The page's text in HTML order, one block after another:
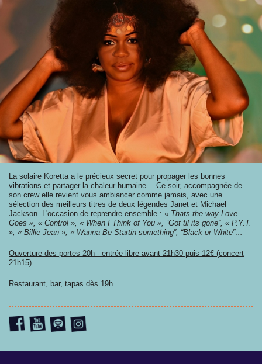
La solaire Koretta a le précieux secret pour propager les bonnes
vibrations et partager la chaleur humaine… Ce soir, accompagnée de
son crew elle revient vous ambiancer comme jamais, avec une
sélection des meilleurs titres de deux légendes Janet et Michael
Jackson. L'occasion de reprendre ensemble : « Thats the way Love
Goes », « Control », « When I Think of You », “Got til its gone”, « P.Y.T.
», « Billie Jean », « Wanna Be Startin something”, “Black or White”…
Ouverture des portes 20h - entrée libre avant 21h30 puis 12€ (concert
21h15)
Restaurant, bar, tapas dès 19h